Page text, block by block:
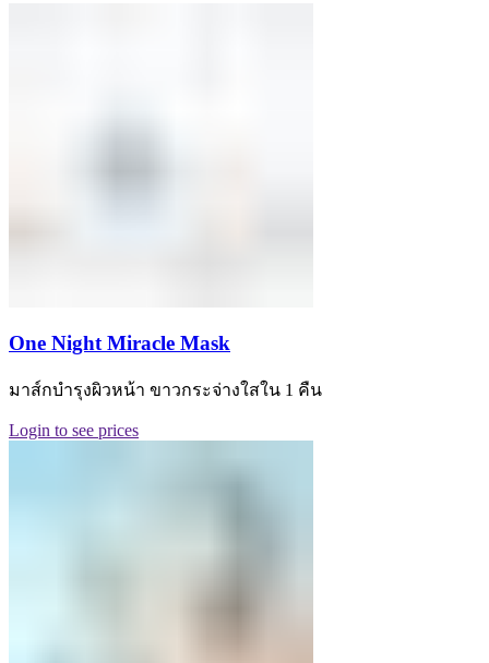
One Night Miracle Mask
มาส์กบำรุงผิวหน้า ขาวกระจ่างใสใน 1 คืน
Login to see prices